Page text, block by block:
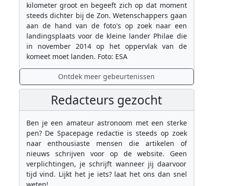
kilometer groot en begeeft zich op dat moment
steeds dichter bij de Zon. Wetenschappers gaan
aan de hand van de foto's op zoek naar een
landingsplaats voor de kleine lander Philae die
in november 2014 op het oppervlak van de
komeet moet landen. Foto: ESA
Ontdek meer gebeurtenissen
Redacteurs gezocht
Ben je een amateur astronoom met een sterke
pen? De Spacepage redactie is steeds op zoek
naar enthousiaste mensen die artikelen of
nieuws schrijven voor op de website. Geen
verplichtingen, je schrijft wanneer jij daarvoor
tijd vind. Lijkt het je iets? laat het ons dan snel
weten!